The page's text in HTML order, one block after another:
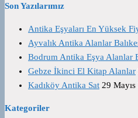
Son Yazılarımız
Antika Eşyaları En Yüksek
Ayvalık Antika Alanlar
Bodrum Antika Eşya Alanlar
Gebze İkinci El Kitap Alanlar
Kadıköy Antika Sat 29
Kategoriler